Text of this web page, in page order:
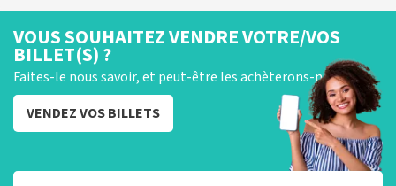
VOUS SOUHAITEZ VENDRE VOTRE/VOS
BILLET(S) ?
Faites-le nous savoir, et peut-être les achèterons-nous !
VENDEZ VOS BILLETS